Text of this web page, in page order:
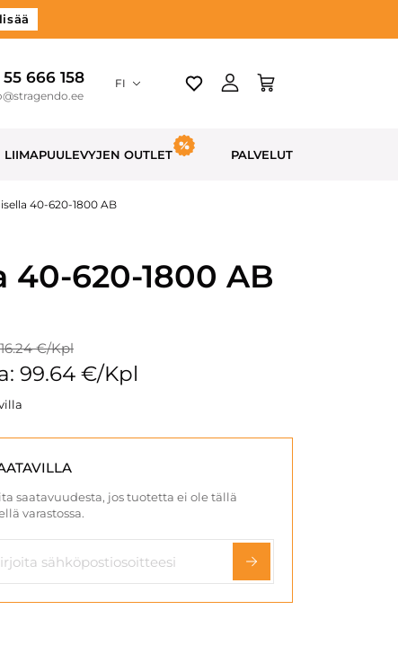
55 666 158 FI
LIIMAPUULEVYJEN OUTLET PALVELUT
40-620-1800 AB
620-1800 AB
€/Kpl
99.64 €/Kpl
saatavuudesta, jos tuotetta ei ole tällä
varastossa.